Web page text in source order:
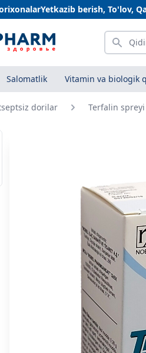
Yetkazib berish, To'lov,
Qidirish
Salomatlik Vitamin va biologik
dorilar Terfalin